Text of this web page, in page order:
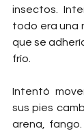
insectos.
todo era una
que se
frío.
Intentó
sus pies
arena,